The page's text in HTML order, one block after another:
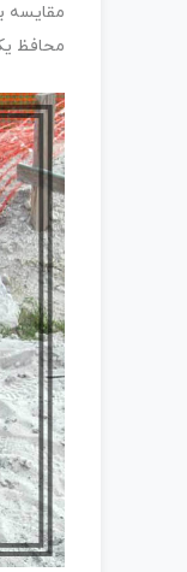
مقایسه
محافظ